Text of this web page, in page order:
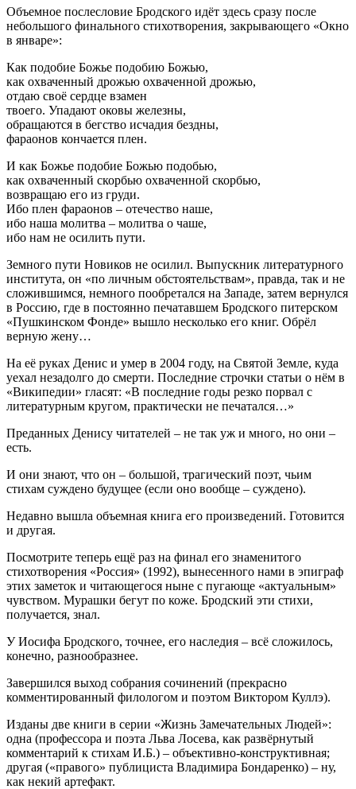
Объемное послесловие Бродского идёт здесь сразу после
небольшого финального стихотворения, закрывающего «Окно
в январе»:
Как подобие Божье подобию Божью,
как охваченный дрожью охваченной дрожью,
отдаю своё сердце взамен
твоего. Упадают оковы железны,
обращаются в бегство исчадия бездны,
фараонов кончается плен.
И как Божье подобие Божью подобью,
как охваченный скорбью охваченной скорбью,
возвращаю его из груди.
Ибо плен фараонов – отечество наше,
ибо наша молитва – молитва о чаше,
ибо нам не осилить пути.
Земного пути Новиков не осилил. Выпускник литературного
института, он «по личным обстоятельствам», правда, так и не
сложившимся, немного пообретался на Западе, затем вернулся
в Россию, где в постоянно печатавшем Бродского питерском
«Пушкинском Фонде» вышло несколько его книг. Обрёл
верную жену…
На её руках Денис и умер в 2004 году, на Святой Земле, куда
уехал незадолго до смерти. Последние строчки статьи о нём в
«Википедии» гласят: «В последние годы резко порвал с
литературным кругом, практически не печатался…»
Преданных Денису читателей – не так уж и много, но они –
есть.
И они знают, что он – большой, трагический поэт, чьим
стихам суждено будущее (если оно вообще – суждено).
Недавно вышла объемная книга его произведений. Готовится
и другая.
Посмотрите теперь ещё раз на финал его знаменитого
стихотворения «Россия» (1992), вынесенного нами в эпиграф
этих заметок и читающегося ныне с пугающе «актуальным»
чувством. Мурашки бегут по коже. Бродский эти стихи,
получается, знал.
У Иосифа Бродского, точнее, его наследия – всё сложилось,
конечно, разнообразнее.
Завершился выход собрания сочинений (прекрасно
комментированный филологом и поэтом Виктором Куллэ).
Изданы две книги в серии «Жизнь Замечательных Людей»:
одна (профессора и поэта Льва Лосева, как развёрнутый
комментарий к стихам И.Б.) – объективно-конструктивная;
другая («правого» публициста Владимира Бондаренко) – ну,
как некий артефакт.